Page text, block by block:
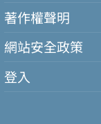
著作權聲明
網站安全政策
登入